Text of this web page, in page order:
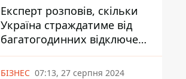
Експерт розповів, скільки
Україна страждатиме від
багатогодинних відключень
світла
БІЗНЕС 07:13, 27 серпня 2024